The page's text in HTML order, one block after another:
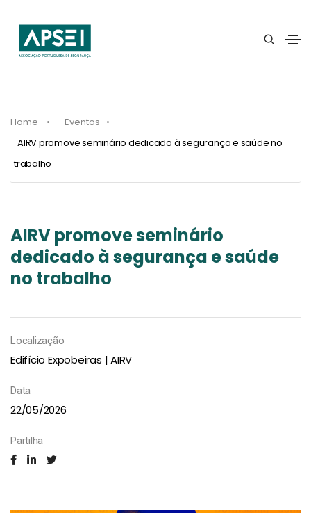
Home
Eventos
AIRV promove seminário dedicado à segurança e saúde no
trabalho
AIRV promove seminário
dedicado à segurança e saúde
no trabalho
Localização
Edifício Expobeiras | AIRV
Data
22/05/2026
Partilha